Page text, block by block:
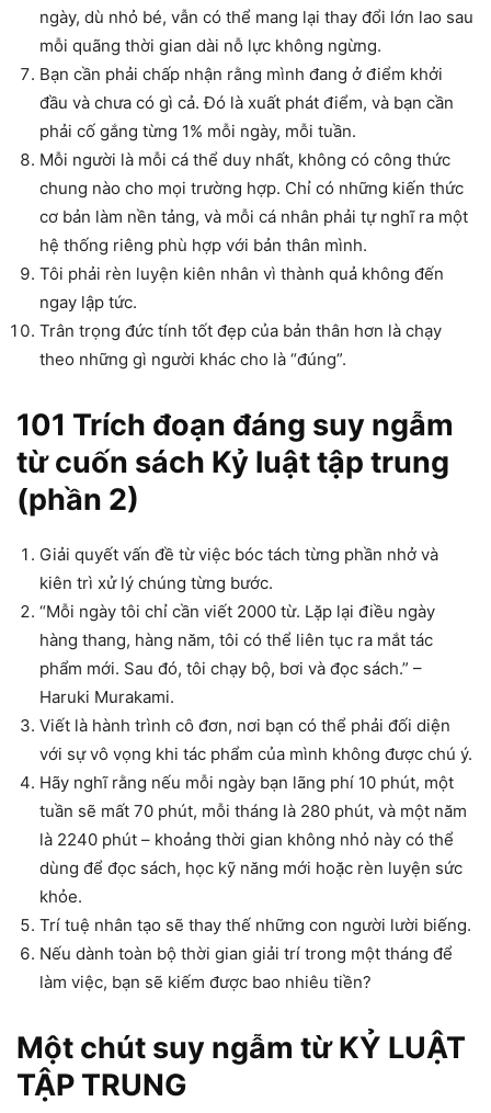
ngày, dù nhỏ bé, vẫn có thể mang lại thay đổi lớn lao sau
mỗi quãng thời gian dài nỗ lực không ngừng.
Bạn cần phải chấp nhận rằng mình đang ở điểm khởi
đầu và chưa có gì cả. Đó là xuất phát điểm, và bạn cần
phải cố gắng từng 1% mỗi ngày, mỗi tuần.
Mỗi người là mỗi cá thể duy nhất, không có công thức
chung nào cho mọi trường hợp. Chỉ có những kiến thức
cơ bản làm nền tảng, và mỗi cá nhân phải tự nghĩ ra một
hệ thống riêng phù hợp với bản thân mình.
Tôi phải rèn luyện kiên nhân vì thành quả không đến
ngay lập tức.
Trân trọng đức tính tốt đẹp của bản thân hơn là chạy
theo những gì người khác cho là “đúng”.
101 Trích đoạn đáng suy ngẫm
từ cuốn sách Kỷ luật tập trung
(phần 2)
Giải quyết vấn đề từ việc bóc tách từng phần nhở và
kiên trì xử lý chúng từng bước.
“Mỗi ngày tôi chỉ cần viết 2000 từ. Lặp lại điều ngày
hàng thang, hàng năm, tôi có thể liên tục ra mắt tác
phẩm mới. Sau đó, tôi chạy bộ, bơi và đọc sách.” –
Haruki Murakami.
Viết là hành trình cô đơn, nơi bạn có thể phải đối diện
với sự vô vọng khi tác phẩm của mình không được chú ý.
Hãy nghĩ rằng nếu mỗi ngày bạn lãng phí 10 phút, một
tuần sẽ mất 70 phút, mỗi tháng là 280 phút, và một năm
là 2240 phút – khoảng thời gian không nhỏ này có thể
dùng để đọc sách, học kỹ năng mới hoặc rèn luyện sức
khỏe.
Trí tuệ nhân tạo sẽ thay thế những con người lười biếng.
Nếu dành toàn bộ thời gian giải trí trong một tháng để
làm việc, bạn sẽ kiếm được bao nhiêu tiền?
Một chút suy ngẫm từ KỶ LUẬT
TẬP TRUNG